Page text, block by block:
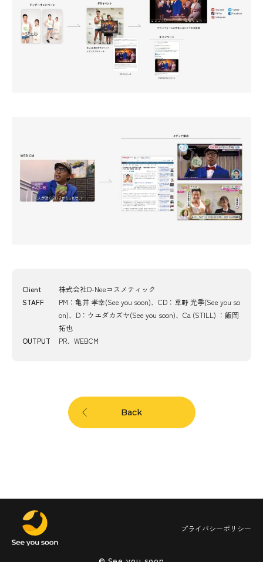
Client
株式会社D-Neeコスメティック
STAFF
PM：亀井 孝幸(See you soon)、CD：草野 光季(See you so
on)、D：ウエダカズヤ(See you soon)、Ca (STILL) ：飯岡
拓也
OUTPUT
PR、WEBCM
Back
プライバシーポリシー